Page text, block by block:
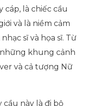
cáp, là chiếc cầu
và là niềm cảm
sĩ và họa sĩ. Từ
khung cảnh
và cả tượng Nữ
này là đi bộ